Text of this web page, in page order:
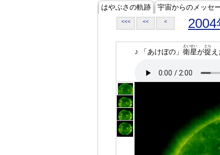
はやぶさの軌跡 宇宙からのメッセ
<<< << < 2004
♪ 「あけぼの」 衛星
えいせい
が捉
とら